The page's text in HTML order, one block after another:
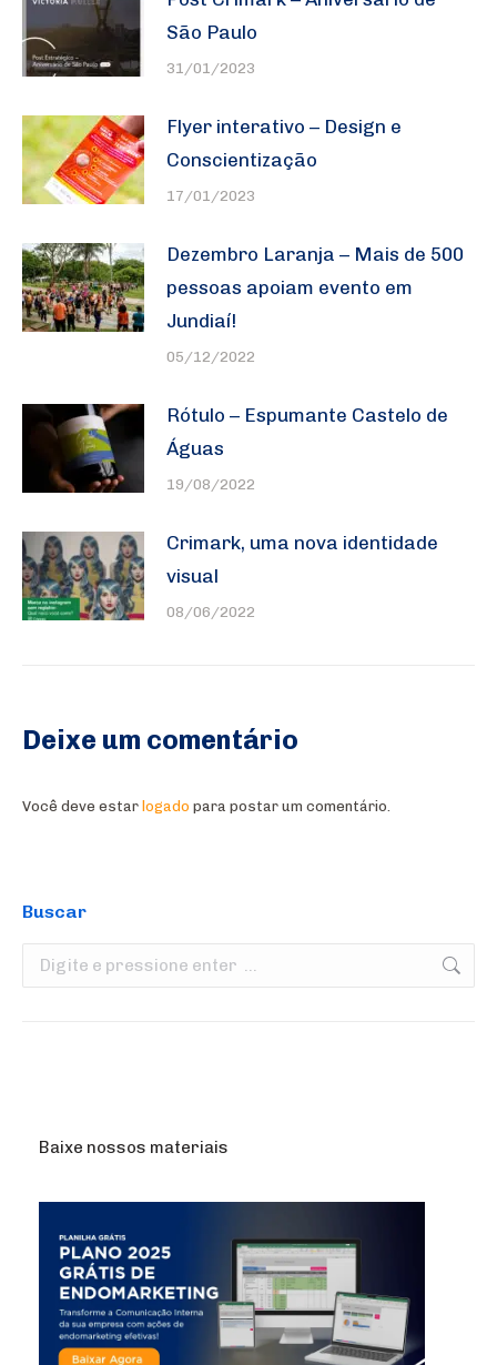
São Paulo
31/01/2023
Flyer interativo – Design e
Conscientização
17/01/2023
Dezembro Laranja – Mais de 500
pessoas apoiam evento em
Jundiaí!
05/12/2022
Rótulo – Espumante Castelo de
Águas
19/08/2022
Crimark, uma nova identidade
visual
08/06/2022
Deixe um comentário
Você deve estar logado para postar um comentário.
Buscar
Search:
Baixe nossos materiais